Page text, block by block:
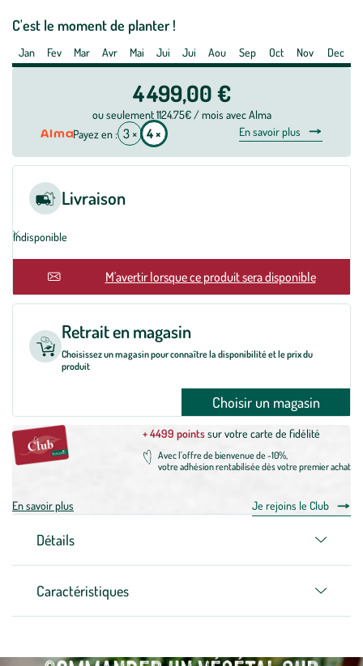
C'est le moment de planter !
cm
pot
Jan Fev Mar Avr Mai Jui Jui Aou Sep Oct Nov Dec
4 499,00 €
ou seulement 1124.75€ / mois avec Alma
Payez en : 3 × 4 × En savoir plus
Livraison
Indisponible
En rupture M'avertir lorsque ce produit sera disponible
Retrait en magasin
Choisissez un magasin pour connaître la disponibilité et le prix du
produit
Choisir un magasin
+ 4499 pointssur votre carte de fidélité
Avec l'offre de bienvenue de -10%,
votre adhésion rentabilisée dès votre premier achat
En savoir plus Je rejoins le Club
Détails
Caractéristiques